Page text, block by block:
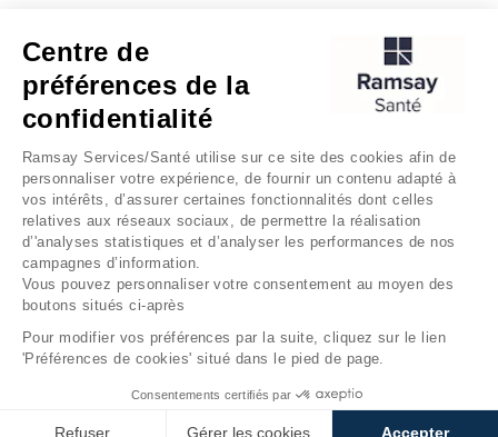
Anesthesie-reanimation - Clinique monticelli-
vélodrome
Marseille
Données personnelles
Centre de
préférences de la
confidentialité
Ramsay Services/Santé utilise sur ce site des cookies afin de
personnaliser votre expérience, de fournir un contenu adapté à
vos intérêts, d’assurer certaines fonctionnalités dont celles
relatives aux réseaux sociaux, de permettre la réalisation
d’'analyses statistiques et d’analyser les performances de nos
campagnes d’information.
Vous pouvez personnaliser votre consentement au moyen des
boutons situés ci-après
Pour modifier vos préférences par la suite, cliquez sur le lien
'Préférences de cookies' situé dans le pied de page.
Consentements certifiés par
Refuser Gérer les cookies Accepter